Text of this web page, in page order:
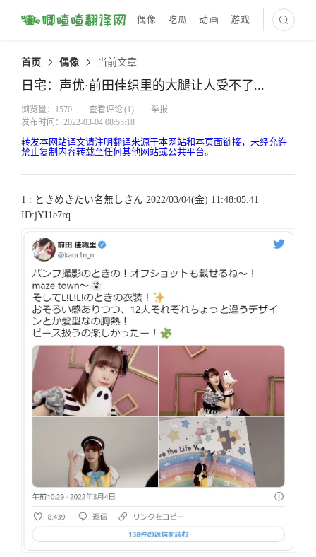
偶像 吃瓜 动画 游戏 最新译文
首页 偶像 当前文章
日宅：声优·前田佳织里的大腿让人受不了...
浏览量：1570 查看评论(1)
举报
发布时间：2022-03-04 08:55:18
转发本网站译文请注明翻译来源于本网站和本页面链接，未经允许
禁止复制内容转载至任何其他网站或公共平台。
1 : ときめきたい名無しさん 2022/03/04(金) 11:48:05.41
ID:jYI1e7rq